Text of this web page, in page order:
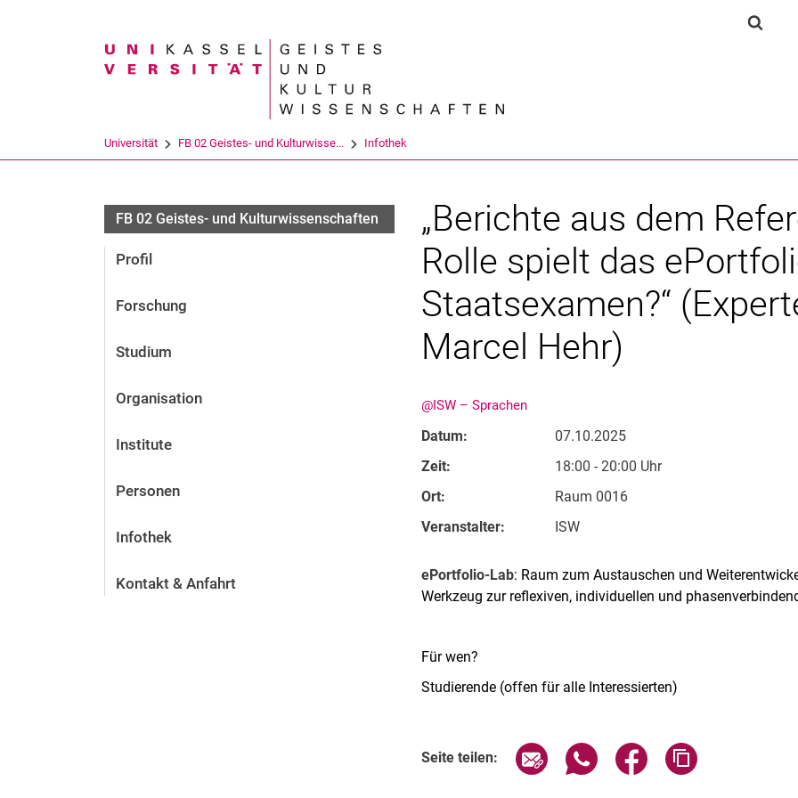
Springe direkt zu: Inhalt
Springe direkt zu: Suche
Springe direkt zu:
Suchbegriff
Universität FB 02 Geistes- und Kulturwisse... Infothek
FB 02 Geistes- und Kulturwissenschaften
Profil
Forschung
Studium
Organisation
Institute
Personen
Infothek
Kontakt & Anfahrt
„Berichte aus dem
Rolle spielt das
Staatsexamen?“
Marcel Hehr)
@ISW – Sprachen
Datum:
07.10.2025
Zeit:
18:00 - 20:00 Uhr
Ort:
Raum 0016
Veranstalter:
ISW
ePortfolio-Lab: Raum zum Austauschen und
Werkzeug zur reflexiven, individuellen und
Für wen?
Studierende (offen für alle Interessierten)
Seite teilen: Seite über E-Mail teilen
Seite über WhatsApp teilen
Seite über Facebook